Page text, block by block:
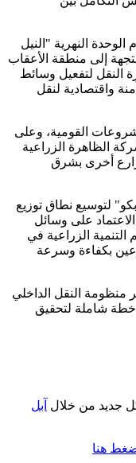
النهرية "النيل
إلى منطقة الأعقاب
النقل لتفعيل وسائط
واقتصادية لنقل
القومية، وعلى
الظاهرة الزراعية
ألف فدان ومزارع أخرى بشرق
لتوسيع نطاق توزيع
على وسائل
التنمية الزراعية في
بكفاءة وسرعة
منظومة النقل الداخلي
شاملة لتحقيق
جديد من خلال آبل
هنا